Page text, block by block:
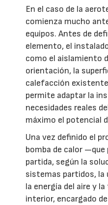
En el caso de la
comienza mucho
equipos. Antes de
elemento, el
como el aislamiento
orientación, la
calefacción
permite adaptar la
necesidades reales
máximo el potencial
Una vez definido el
bomba de calor —que
partida, según la
sistemas partidos, la
la energía del aire y
interior, encargado